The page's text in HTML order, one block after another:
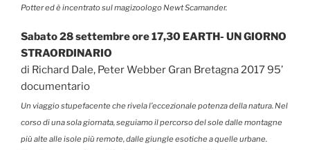
Potter ed è incentrato sul magizoologo Newt Scamander.
Sabato 28 settembre ore 17,30 EARTH- UN GIORNO
STRAORDINARIO
di Richard Dale, Peter Webber Gran Bretagna 2017 95’
documentario
Un viaggio stupefacente che rivela l’eccezionale potenza della natura. Nel
corso di una sola giornata, seguiamo il percorso del sole dalle montagne
più alte alle isole più remote, dalle giungle esotiche a quelle urbane.